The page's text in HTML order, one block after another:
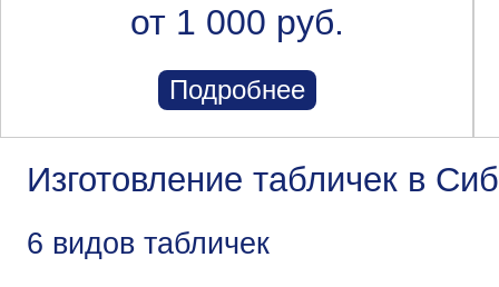
от 1 000 руб.
Подробнее
Изготовление табличек в
6 видов табличек